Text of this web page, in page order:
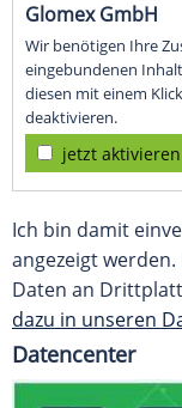
Glomex GmbH
Wir benötigen Ihre
eingebundenen
diesen mit einem
deaktivieren.
jetzt aktivieren
Ich bin damit
angezeigt
Daten an
dazu in unseren
Datencenter